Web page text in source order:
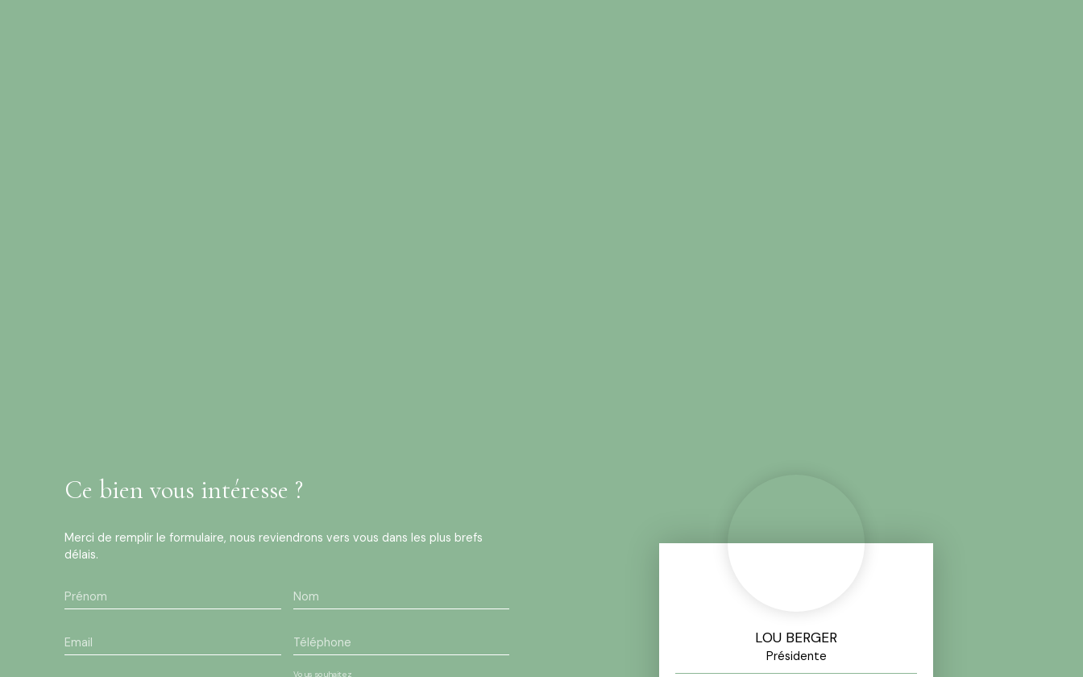
Ce bien vous intéresse ?
Merci de remplir le formulaire, nous reviendrons vers vous dans les plus brefs
délais.
Prénom Nom
Email Téléphone
Vous souhaitez
LOU BERGER
Présidente